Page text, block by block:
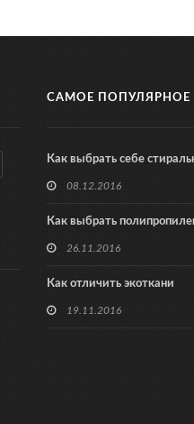
САМОЕ ПОПУЛЯРНОЕ
Как выбрать себе
08.12.2016
Как выбрать
26.11.2016
Как отличить экоткани
19.11.2016